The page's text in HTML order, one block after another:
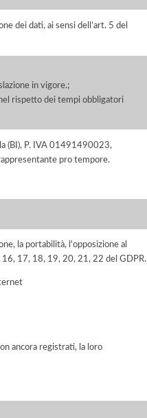
dei dati, ai sensi dell’art. 5 del
in vigore.;
rispetto dei tempi obbligatori
(BI), P. IVA 01491490023,
pro tempore.
la portabilità, l'opposizione al
17, 18, 19, 20, 21, 22 del GDPR.
ancora registrati, la loro